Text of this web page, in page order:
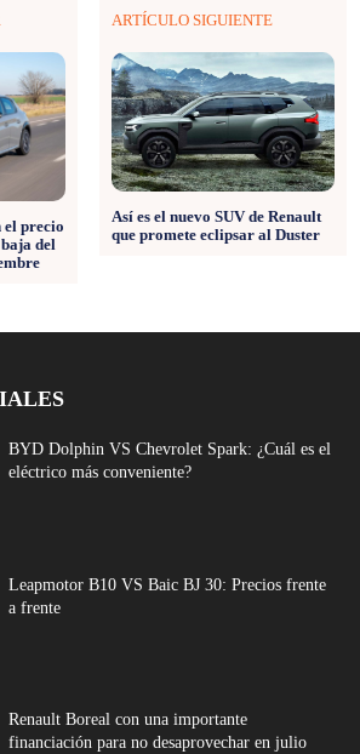
el precio
del
ARTÍCULO SIGUIENTE
Así es el nuevo SUV de Renault
que promete eclipsar al Duster
BYD Dolphin VS Chevrolet Spark: ¿Cuál es el
eléctrico más conveniente?
Leapmotor B10 VS Baic BJ 30: Precios frente
a frente
Renault Boreal con una importante
financiación para no desaprovechar en julio